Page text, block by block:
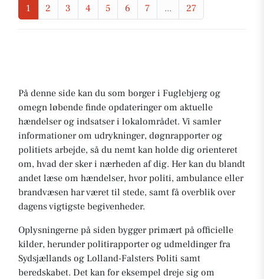
1 2 3 4 5 6 7 ... 27
På denne side kan du som borger i Fuglebjerg og
omegn løbende finde opdateringer om aktuelle
hændelser og indsatser i lokalområdet. Vi samler
informationer om udrykninger, døgnrapporter og
politiets arbejde, så du nemt kan holde dig orienteret
om, hvad der sker i nærheden af dig. Her kan du blandt
andet læse om hændelser, hvor politi, ambulance eller
brandvæsen har været til stede, samt få overblik over
dagens vigtigste begivenheder.
Oplysningerne på siden bygger primært på officielle
kilder, herunder politirapporter og udmeldinger fra
Sydsjællands og Lolland-Falsters Politi samt
beredskabet. Det kan for eksempel dreje sig om